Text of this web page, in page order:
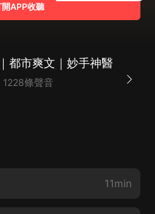
開APP收聽
都市爽文｜妙手神醫
1228條聲音
11min